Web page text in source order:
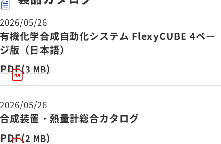
2026/05/26
有機化学合成自動化システム FlexyCUBE 4ペー
ジ版（日本語）
PDF(3 MB)
2026/05/26
合成装置・熱量計総合カタログ
PDF(2 MB)